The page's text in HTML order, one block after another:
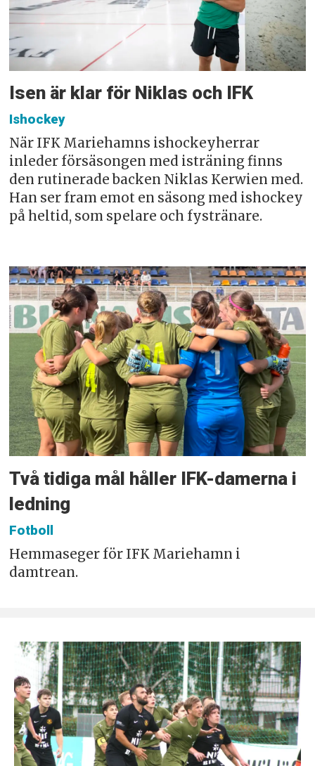
Isen är klar för Niklas och IFK
Ishockey
När IFK Mariehamns ishockeyherrar
inleder försäsongen med isträning finns
den rutinerade backen Niklas Kerwien med.
Han ser fram emot en säsong med ishockey
på heltid, som spelare och fystränare.
Två tidiga mål håller IFK-damerna i
ledning
Fotboll
Hemmaseger för IFK Mariehamn i
damtrean.